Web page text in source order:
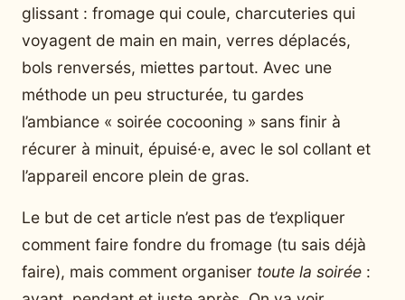
glissant : fromage qui coule, charcuteries qui
voyagent de main en main, verres déplacés,
bols renversés, miettes partout. Avec une
méthode un peu structurée, tu gardes
l’ambiance « soirée cocooning » sans finir à
récurer à minuit, épuisé·e, avec le sol collant et
l’appareil encore plein de gras.
Le but de cet article n’est pas de t’expliquer
comment faire fondre du fromage (tu sais déjà
faire), mais comment organiser toute la soirée :